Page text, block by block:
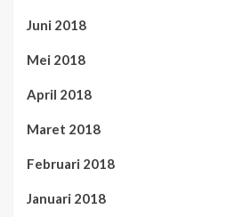
Juni 2018
Mei 2018
April 2018
Maret 2018
Februari 2018
Januari 2018